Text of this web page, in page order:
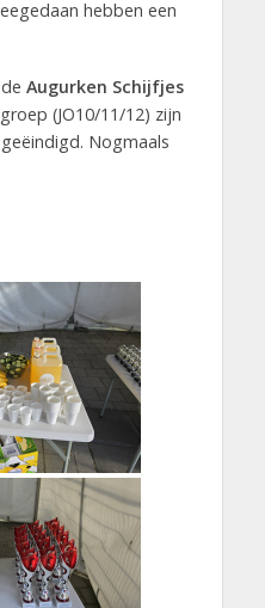
hebben een
Augurken Schijfjes
(JO10/11/12) zijn
Nogmaals